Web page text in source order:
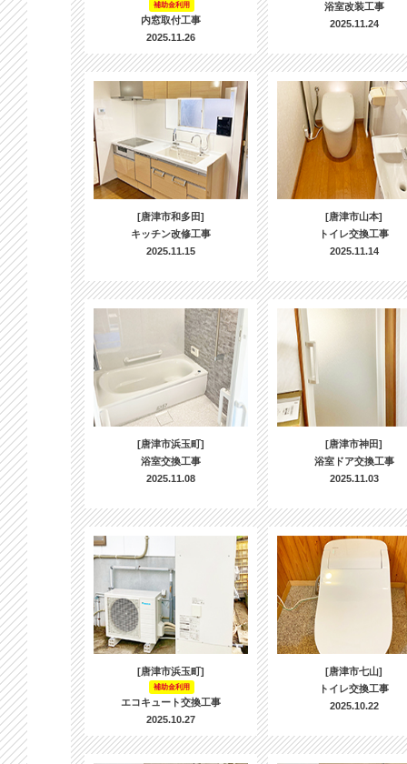
補助金利用
内窓取付工事
2025.11.26
浴室改装工事
2025.11.24
[唐津市和多田]
キッチン改修工事
2025.11.15
[唐津市山本]
トイレ交換工事
2025.11.14
[唐津市浜玉町]
浴室交換工事
2025.11.08
[唐津市神田]
浴室ドア交換工事
2025.11.03
[唐津市浜玉町]
補助金利用
エコキュート交換工事
2025.10.27
[唐津市七山]
トイレ交換工事
2025.10.22